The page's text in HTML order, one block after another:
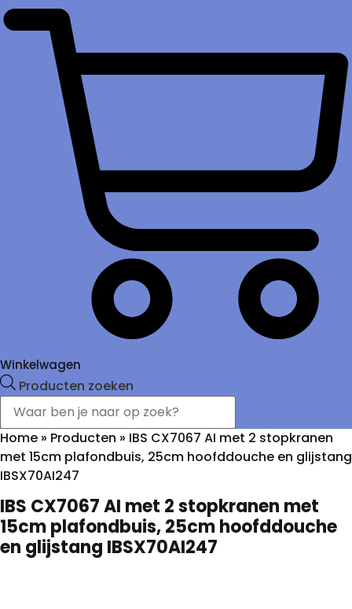
Winkelwagen
Producten zoeken
Home » Producten » IBS CX7067 AI met 2 stopkranen
met 15cm plafondbuis, 25cm hoofddouche en glijstang
IBSX70AI247
IBS CX7067 AI met 2 stopkranen met
15cm plafondbuis, 25cm hoofddouche
en glijstang IBSX70AI247